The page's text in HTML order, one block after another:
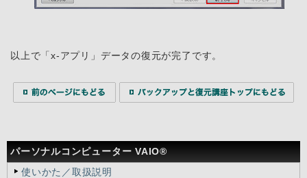
パーソナルコンピューター VAIO®
使いかた／取扱説明
以上で「x-アプリ」データの復元が完了です。